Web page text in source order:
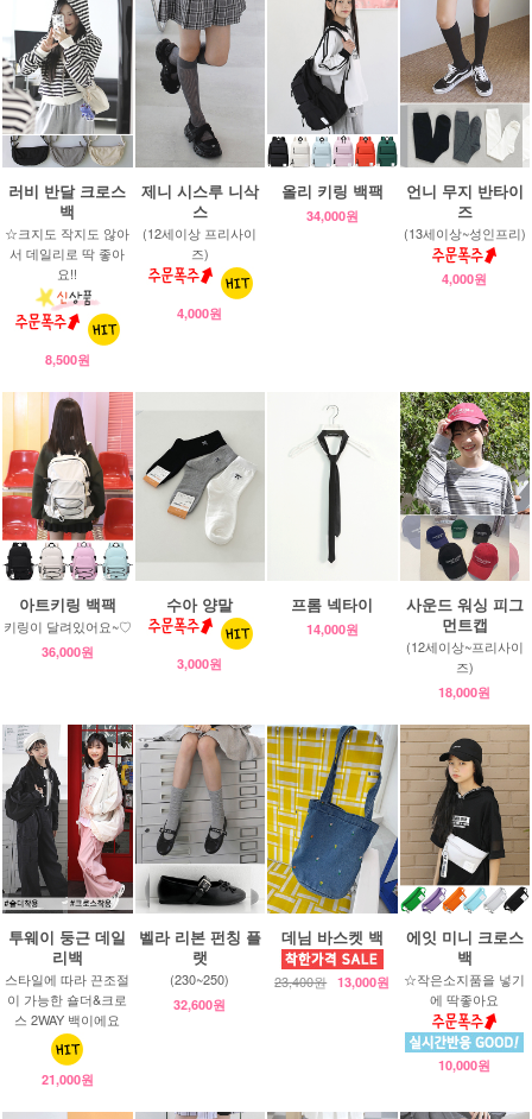
러비 반달 크로스
백
☆크지도 작지도 않아
서 데일리로 딱 좋아
요!!
8,500원
제니 시스루 니삭
스
(12세이상 프리사이
즈)
4,000원
올리 키링 백팩
34,000원
언니 무지 반타이
즈
(13세이상~성인프리)
4,000원
아트키링 백팩
키링이 달려있어요~♡
36,000원
수아 양말
3,000원
프롬 넥타이
14,000원
사운드 워싱 피그
먼트캡
(12세이상~프리사이
즈)
18,000원
투웨이 둥근 데일
리백
스타일에 따라 끈조절
이 가능한 숄더&크로
스 2WAY 백이에요
21,000원
벨라 리본 펀칭 플
랫
(230~250)
32,600원
데님 바스켓 백
23,400원 13,000원
에잇 미니 크로스
백
☆작은소지품을 넣기
에 딱좋아요
10,000원